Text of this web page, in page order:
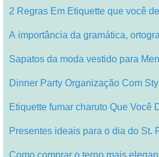
2 Regras Em Etiquette que você
A importância da gramática,
Sapatos da moda vestido para Men
Dinner Party Organização Com
Etiquette fumar charuto Que Você
Presentes ideais para o dia do St.
Como comprar o terno mais